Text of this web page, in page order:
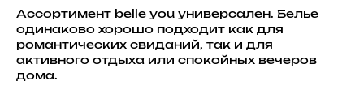
Ассортимент belle you универсален. Белье
одинаково хорошо подходит как для
романтических свиданий, так и для
активного отдыха или спокойных вечеров
дома.